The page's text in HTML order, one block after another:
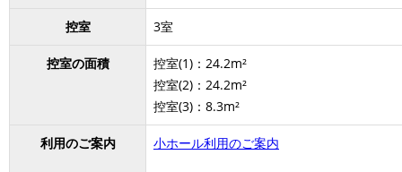
控室 3室
控室の面積
控室(1)：24.2m²
控室(2)：24.2m²
控室(3)：8.3m²
利用のご案内 小ホール利用のご案内